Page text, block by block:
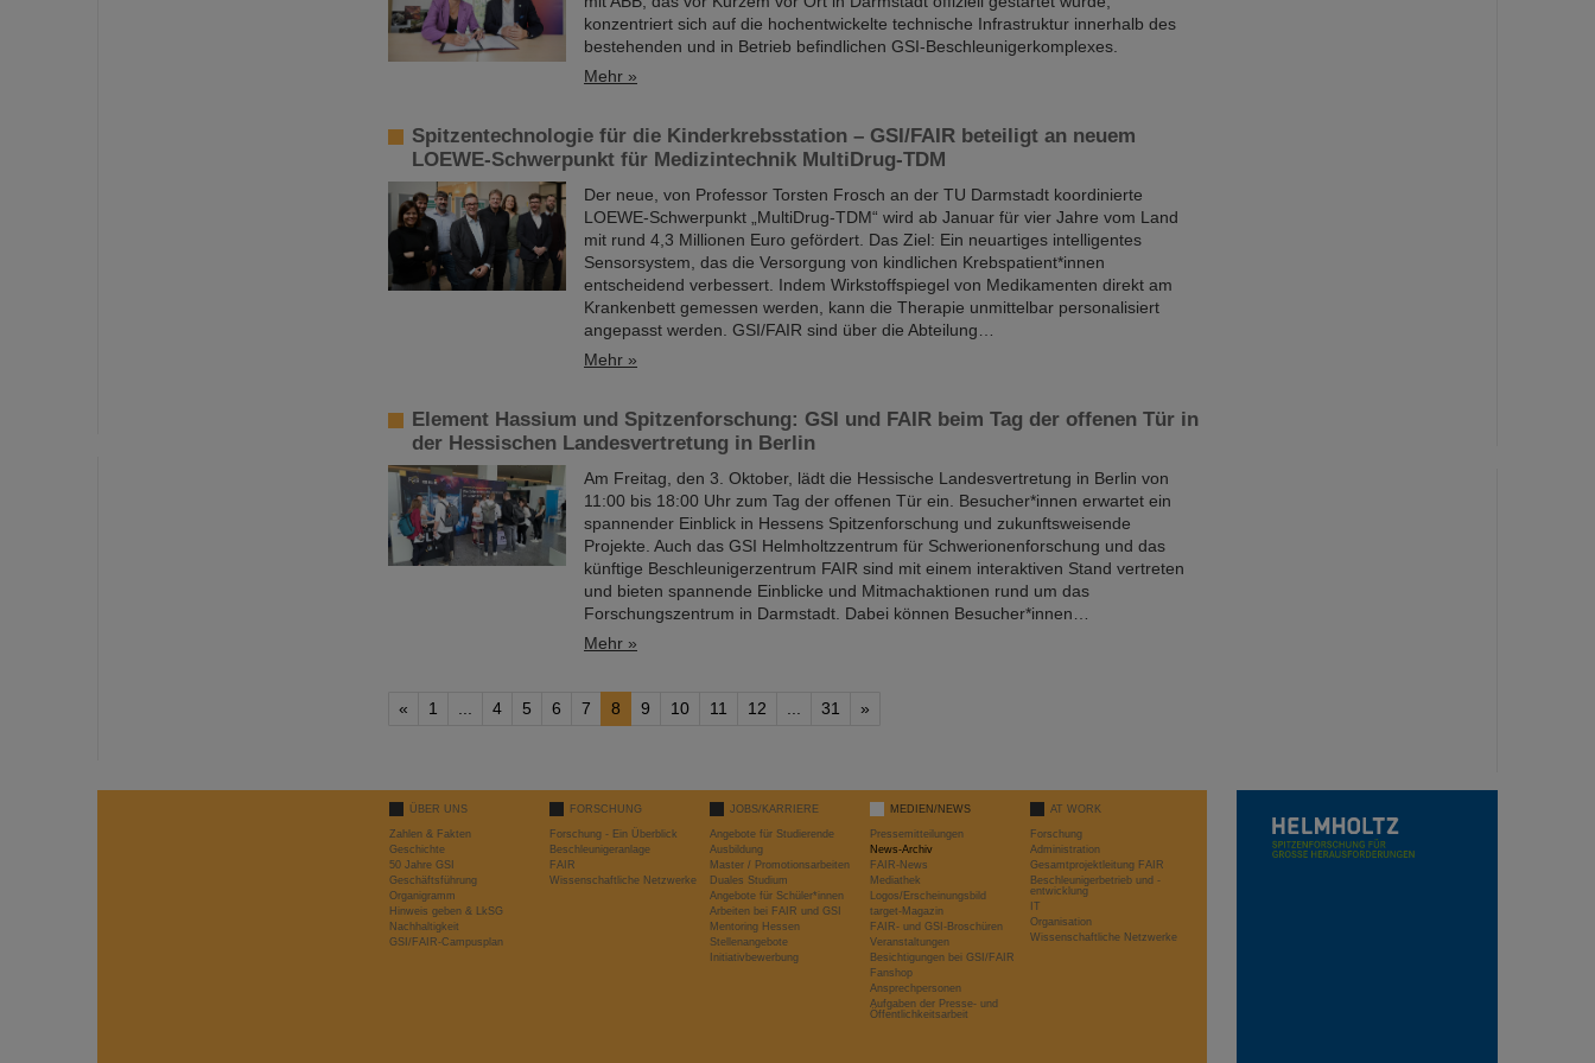
konzentriert sich auf die hochentwickelte technische Infrastruktur innerhalb des
bestehenden und in Betrieb befindlichen GSI-Beschleunigerkomplexes.
Mehr »
Spitzentechnologie für die Kinderkrebsstation – GSI/FAIR beteiligt an neuem
LOEWE-Schwerpunkt für Medizintechnik MultiDrug-TDM
Der neue, von Professor Torsten Frosch an der TU Darmstadt koordinierte
LOEWE-Schwerpunkt „MultiDrug-TDM“ wird ab Januar für vier Jahre vom Land
mit rund 4,3 Millionen Euro gefördert. Das Ziel: Ein neuartiges intelligentes
Sensorsystem, das die Versorgung von kindlichen Krebspatient*innen
entscheidend verbessert. Indem Wirkstoffspiegel von Medikamenten direkt am
Krankenbett gemessen werden, kann die Therapie unmittelbar personalisiert
angepasst werden. GSI/FAIR sind über die Abteilung…
Mehr »
Element Hassium und Spitzenforschung: GSI und FAIR beim Tag der offenen Tür in
der Hessischen Landesvertretung in Berlin
Am Freitag, den 3. Oktober, lädt die Hessische Landesvertretung in Berlin von
11:00 bis 18:00 Uhr zum Tag der offenen Tür ein. Besucher*innen erwartet ein
spannender Einblick in Hessens Spitzenforschung und zukunftsweisende
Projekte. Auch das GSI Helmholtzzentrum für Schwerionenforschung und das
künftige Beschleunigerzentrum FAIR sind mit einem interaktiven Stand vertreten
und bieten spannende Einblicke und Mitmachaktionen rund um das
Forschungszentrum in Darmstadt. Dabei können Besucher*innen…
Mehr »
« 1 4 5 6 7 8 9 10 11 12 31 »
ÜBER UNS
Zahlen & Fakten
Geschichte
50 Jahre GSI
Geschäftsführung
Organigramm
Hinweis geben & LkSG
Nachhaltigkeit
GSI/FAIR-Campusplan
FORSCHUNG
Forschung - Ein Überblick
Beschleunigeranlage
FAIR
Wissenschaftliche Netzwerke
JOBS/KARRIERE
Angebote für Studierende
Ausbildung
Master / Promotionsarbeiten
Duales Studium
Angebote für Schüler*innen
Arbeiten bei FAIR und GSI
Mentoring Hessen
Stellenangebote
Initiativbewerbung
MEDIEN/NEWS
Pressemitteilungen
News-Archiv
FAIR-News
Mediathek
Logos/Erscheinungsbild
target-Magazin
FAIR- und GSI-Broschüren
Veranstaltungen
Besichtigungen bei GSI/FAIR
Fanshop
Ansprechpersonen
Aufgaben der Presse- und
Öffentlichkeitsarbeit
AT WORK
Forschung
Administration
Gesamtprojektleitung FAIR
Beschleunigerbetrieb und -
entwicklung
IT
Organisation
Wissenschaftliche Netzwerke